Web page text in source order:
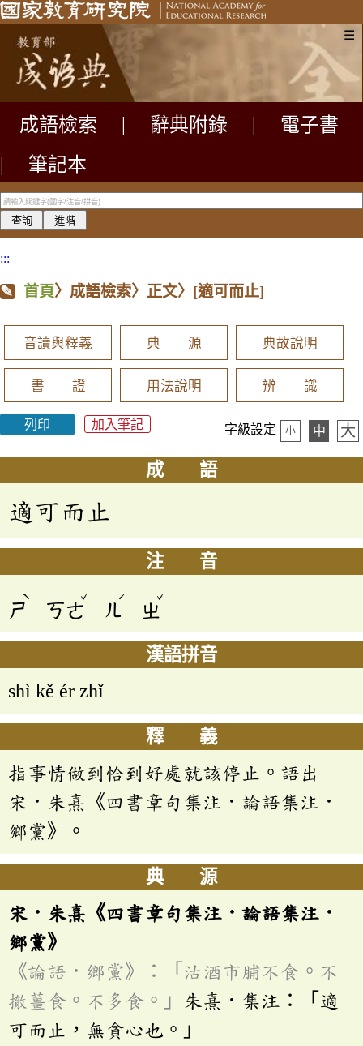
☰
成語檢索 辭典附錄
電子書
|
筆記本
:::
首頁〉成語檢索〉正文〉 [適可而止]
音讀與釋義 典 源 典故說明
書 證 用法說明 辨 識
列印 加入筆記 字級設定 小 中 大
成 語
適可而止
注 音
ㄕ
ˋ
ㄎㄜ
ˇ
ㄦ
ˊ
ㄓ
ˇ
漢語拼音
shì kě ér zhǐ
釋 義
指事情做到恰到好處就該停止。語出
宋．朱熹《四書章句集注．論語集注．
鄉黨》。
典 源
宋．朱熹《四書章句集注．論語集注．
鄉黨》
《論語．鄉黨》：「沽酒市脯不食。不
撤薑食。不多食。」
朱熹．集注：「適
可而止，無貪心也。」